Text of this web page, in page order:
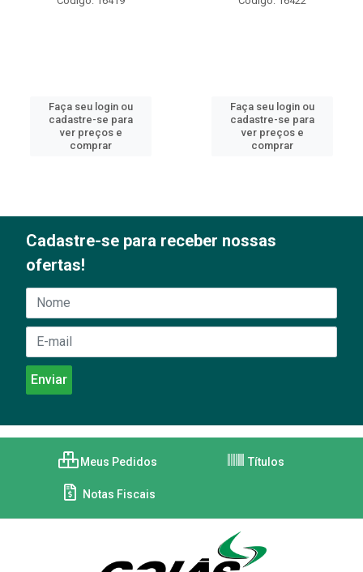
Faça seu login ou
cadastre-se para
ver preços e
comprar
Faça seu login ou
cadastre-se para
ver preços e
comprar
Cadastre-se para receber nossas
ofertas!
Meus Pedidos Títulos
Notas Fiscais